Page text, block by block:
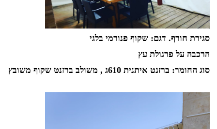
סגירת חורף. דגם: שקוף פנורמי בלגי
הרכבה על פרגולת עץ
סוג החומר: ברזנט איתנית 610ג , משולב ברזנט שקוף משובץ